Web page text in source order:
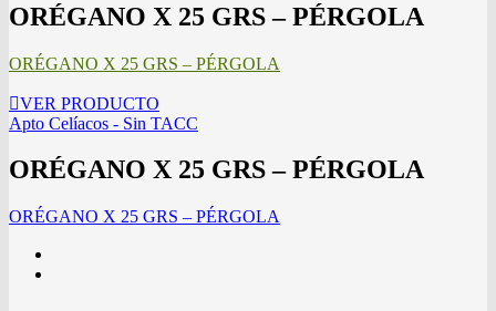
ORÉGANO X 25 GRS – PÉRGOLA
ORÉGANO X 25 GRS – PÉRGOLA
VER PRODUCTO
Apto Celíacos - Sin TACC
ORÉGANO X 25 GRS – PÉRGOLA
ORÉGANO X 25 GRS – PÉRGOLA